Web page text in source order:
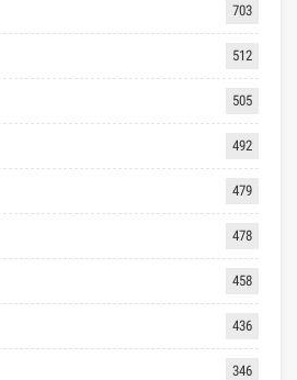
703
512
505
492
479
478
458
436
346